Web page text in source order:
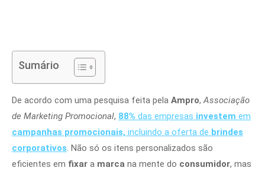
Sumário
De acordo com uma pesquisa feita pela Ampro,Associação
de Marketing Promocional, 88% das empresas investem em
campanhas promocionais, incluindo a oferta de brindes
corporativos. Não só os itens personalizados são
eficientes em fixar a marca na mente do consumidor, mas